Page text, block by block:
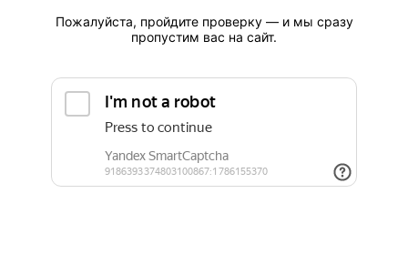
Пожалуйста, пройдите проверку — и мы сразу
пропустим вас на сайт.